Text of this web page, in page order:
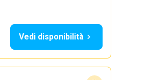
Vedi disponibilità